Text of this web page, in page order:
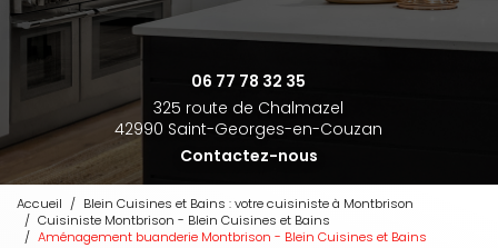
06 77 78 32 35
325 route de Chalmazel
42990 Saint-Georges-en-Couzan
Contactez-nous
Accueil
Blein Cuisines et Bains : votre cuisiniste à Montbrison
Cuisiniste Montbrison - Blein Cuisines et Bains
Aménagement buanderie Montbrison - Blein Cuisines et Bains